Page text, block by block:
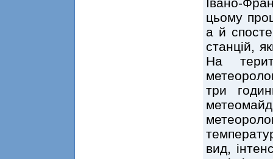
цьому
а й
станцій,
На
три
вид,